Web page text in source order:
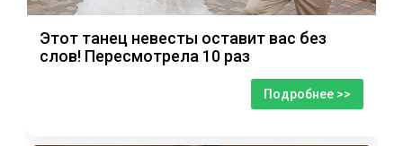
Этот танец невесты оставит вас без
слов! Пересмотрела 10 раз
Подробнее >>